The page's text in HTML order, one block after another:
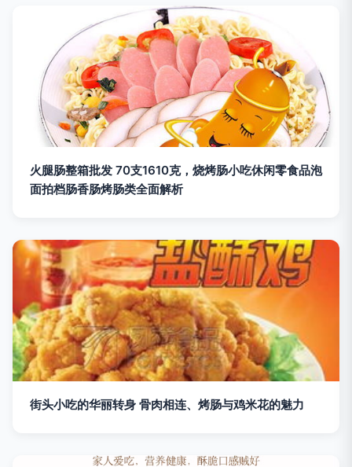
火腿肠整箱批发 70支1610克，烧烤肠小吃休闲零食品泡
面拍档肠香肠烤肠类全面解析
街头小吃的华丽转身 骨肉相连、烤肠与鸡米花的魅力